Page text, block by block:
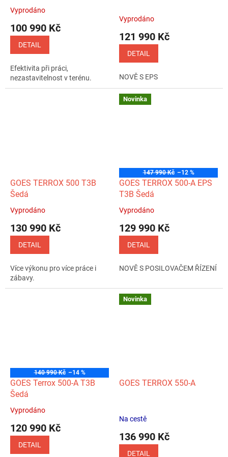
Průměrné
produktu
5
hvězdiček.
Vyprodáno
100 990 Kč
DETAIL
Efektivita při práci,
nezastavitelnost v terénu.
Vyprodáno
121 990 Kč
DETAIL
NOVĚ S EPS
GOES TERROX 500 T3B
Šedá
Průměrné
produktu
5
hvězdiček.
Vyprodáno
130 990 Kč
DETAIL
Více výkonu pro více práce i
zábavy.
Novinka
147 990 Kč –12 %
GOES TERROX 500-A EPS
T3B Šedá
Průměrné
produktu
5
Vyprodáno
129 990 Kč
DETAIL
NOVĚ S POSILOVAČEM ŘÍZENÍ
140 990 Kč –14 %
GOES Terrox 500-A T3B
Šedá
Průměrné
produktu
Vyprodáno
120 990 Kč
DETAIL
Novinka
GOES TERROX 550-A
Na cestě
136 990 Kč
DETAIL